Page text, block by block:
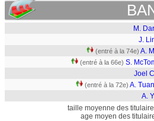
M.
J.
(entré à la 74e) A.
(entré à la 66e) S.
Joel
(entré à la 72e) A.
A.
taille moyenne des
age moyen des